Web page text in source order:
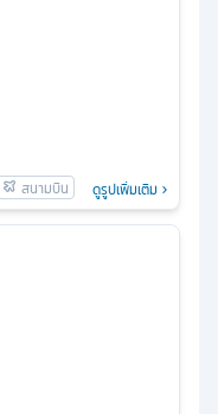
ดูรูปเพิ่มเติม